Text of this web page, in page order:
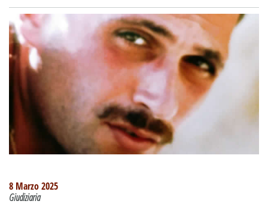
8 Marzo 2025
Giudiziaria